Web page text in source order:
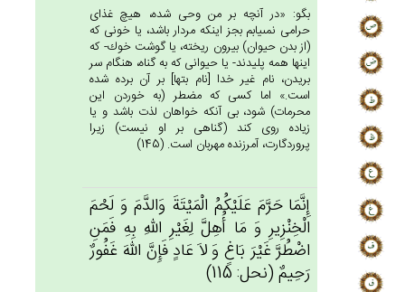
بگو: «در آنچه بر من وحى شده، هيچ غذاى
حرامى نمى‏يابم بجز اينكه مردار باشد، يا خونى كه
(از بدن حيوان) بيرون ريخته، يا گوشت خوك- كه
اينها همه پليدند- يا حيوانى كه به گناه، هنگام سر
بريدن، نام غير خدا [نام بتها] بر آن برده شده
است.» اما كسى كه مضطر (به خوردن اين
محرمات) شود، بى آنكه خواهان لذت باشد و يا
زياده روى كند (گناهى بر او نيست) زيرا
پروردگارت، آمرزنده مهربان است. (145)
إِنَّمَا حَرَّم‌َ عَلَيْكُم‌ُ الْمَيْتَة‌َ وَالدَّم‌َ وَ لَحْم‌َ
الْخِنْزِيرِ وَ مَا أُهِل‌َّ لِغَيْرِ الله‌ِ بِه‌ِ فَمَن‌ِ
اضْطُرَّ غَيْرَ بَاغ‌ٍ وَ لاَ عَادٍ فَإِن‌َّ الله‌َ غَفُورٌ
رَحِيم‌ٌ (نحل: 115)